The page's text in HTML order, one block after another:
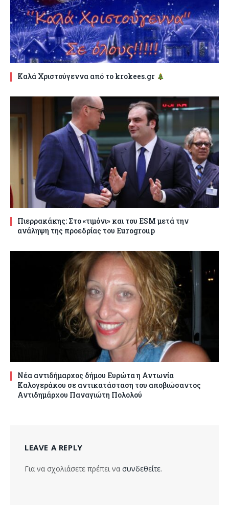
Καλά Χριστούγεννα από το krokees.gr
Πιερρακάκης: Στο «τιμόνι» και του ESM μετά την
ανάληψη της προεδρίας του Eurogroup
Νέα αντιδήμαρχος δήμου Ευρώτα η Αντωνία
Καλογεράκου σε αντικατάσταση του αποβιώσαντος
Αντιδημάρχου Παναγιώτη Πολολού
LEAVE A REPLY
Για να σχολιάσετε πρέπει να συνδεθείτε.